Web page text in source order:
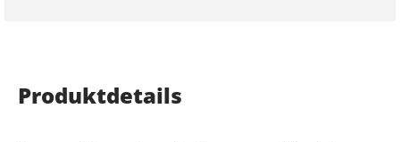
Produktdetails